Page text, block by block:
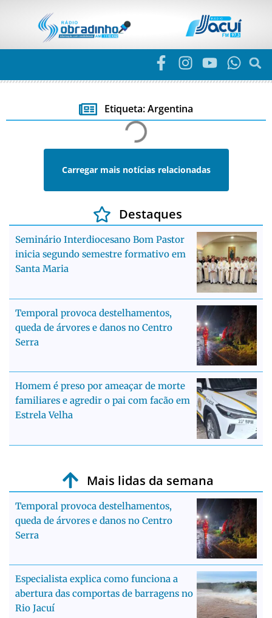
Etiqueta: Argentina
Carregar mais notícias relacionadas
Destaques
Seminário Interdiocesano Bom Pastor
inicia segundo semestre formativo em
Santa Maria
Temporal provoca destelhamentos,
queda de árvores e danos no Centro
Serra
Homem é preso por ameaçar de morte
familiares e agredir o pai com facão em
Estrela Velha
Mais lidas da semana
Temporal provoca destelhamentos,
queda de árvores e danos no Centro
Serra
Especialista explica como funciona a
abertura das comportas de barragens no
Rio Jacuí